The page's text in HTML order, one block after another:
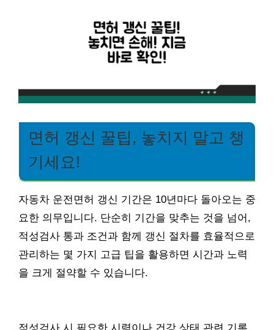
면허 갱신 꿀팁, 놓치지 말고 챙
기세요!
자동차 운전면허 갱신 기간은 10년마다 돌아오는 중
요한 의무입니다. 단순히 기간을 맞추는 것을 넘어,
적성검사 통과 조건과 함께 갱신 절차를 효율적으로
관리하는 몇 가지 고급 팁을 활용하면 시간과 노력
을 크게 절약할 수 있습니다.